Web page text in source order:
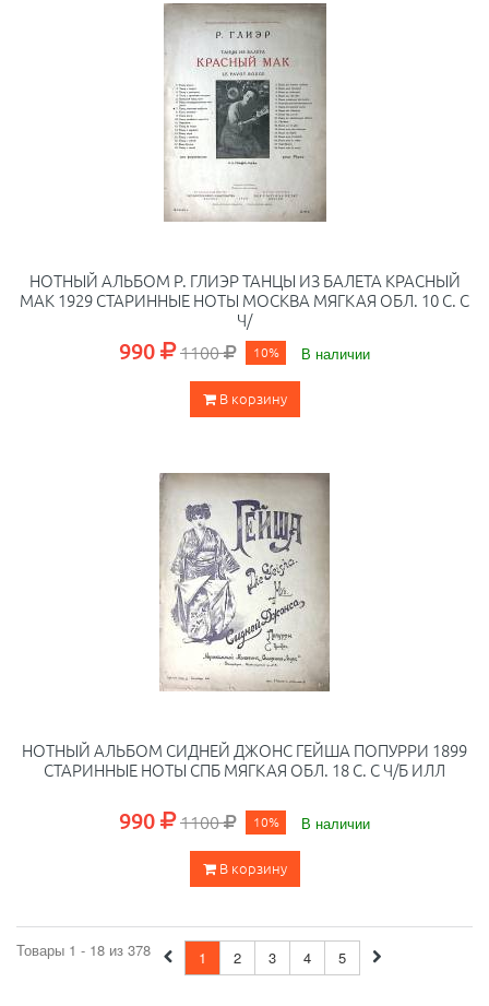
НОТНЫЙ АЛЬБОМ Р. ГЛИЭР ТАНЦЫ ИЗ БАЛЕТА КРАСНЫЙ
МАК 1929 СТАРИННЫЕ НОТЫ МОСКВА МЯГКАЯ ОБЛ. 10 С. С
Ч/
990 1100 10% В наличии
В корзину
НОТНЫЙ АЛЬБОМ СИДНЕЙ ДЖОНС ГЕЙША ПОПУРРИ 1899
СТАРИННЫЕ НОТЫ СПБ МЯГКАЯ ОБЛ. 18 С. С Ч/Б ИЛЛ
990 1100 10% В наличии
В корзину
Товары 1 - 18 из 378 1 2 3 4 5